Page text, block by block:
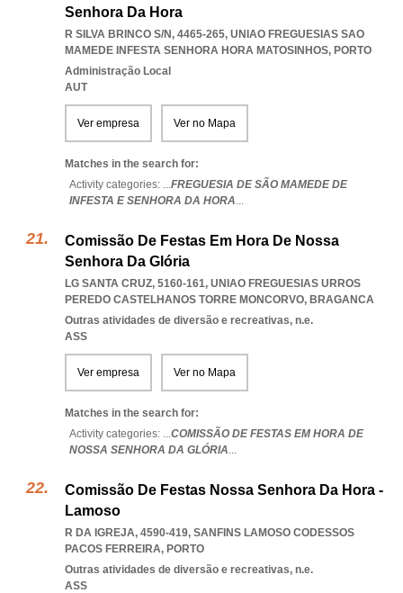
Senhora Da Hora
R SILVA BRINCO S/N, 4465-265, UNIAO FREGUESIAS SAO
MAMEDE INFESTA SENHORA HORA MATOSINHOS, PORTO
Administração Local
AUT
Ver empresa Ver no Mapa
Matches in the search for:
Activity categories: ...FREGUESIA DE SÃO MAMEDE DE
INFESTA E SENHORA DA HORA...
Comissão De Festas Em Hora De Nossa
Senhora Da Glória
LG SANTA CRUZ, 5160-161, UNIAO FREGUESIAS URROS
PEREDO CASTELHANOS TORRE MONCORVO, BRAGANCA
Outras atividades de diversão e recreativas, n.e.
ASS
Ver empresa Ver no Mapa
Matches in the search for:
Activity categories: ...COMISSÃO DE FESTAS EM HORA DE
NOSSA SENHORA DA GLÓRIA...
Comissão De Festas Nossa Senhora Da Hora -
Lamoso
R DA IGREJA, 4590-419, SANFINS LAMOSO CODESSOS
PACOS FERREIRA, PORTO
Outras atividades de diversão e recreativas, n.e.
ASS